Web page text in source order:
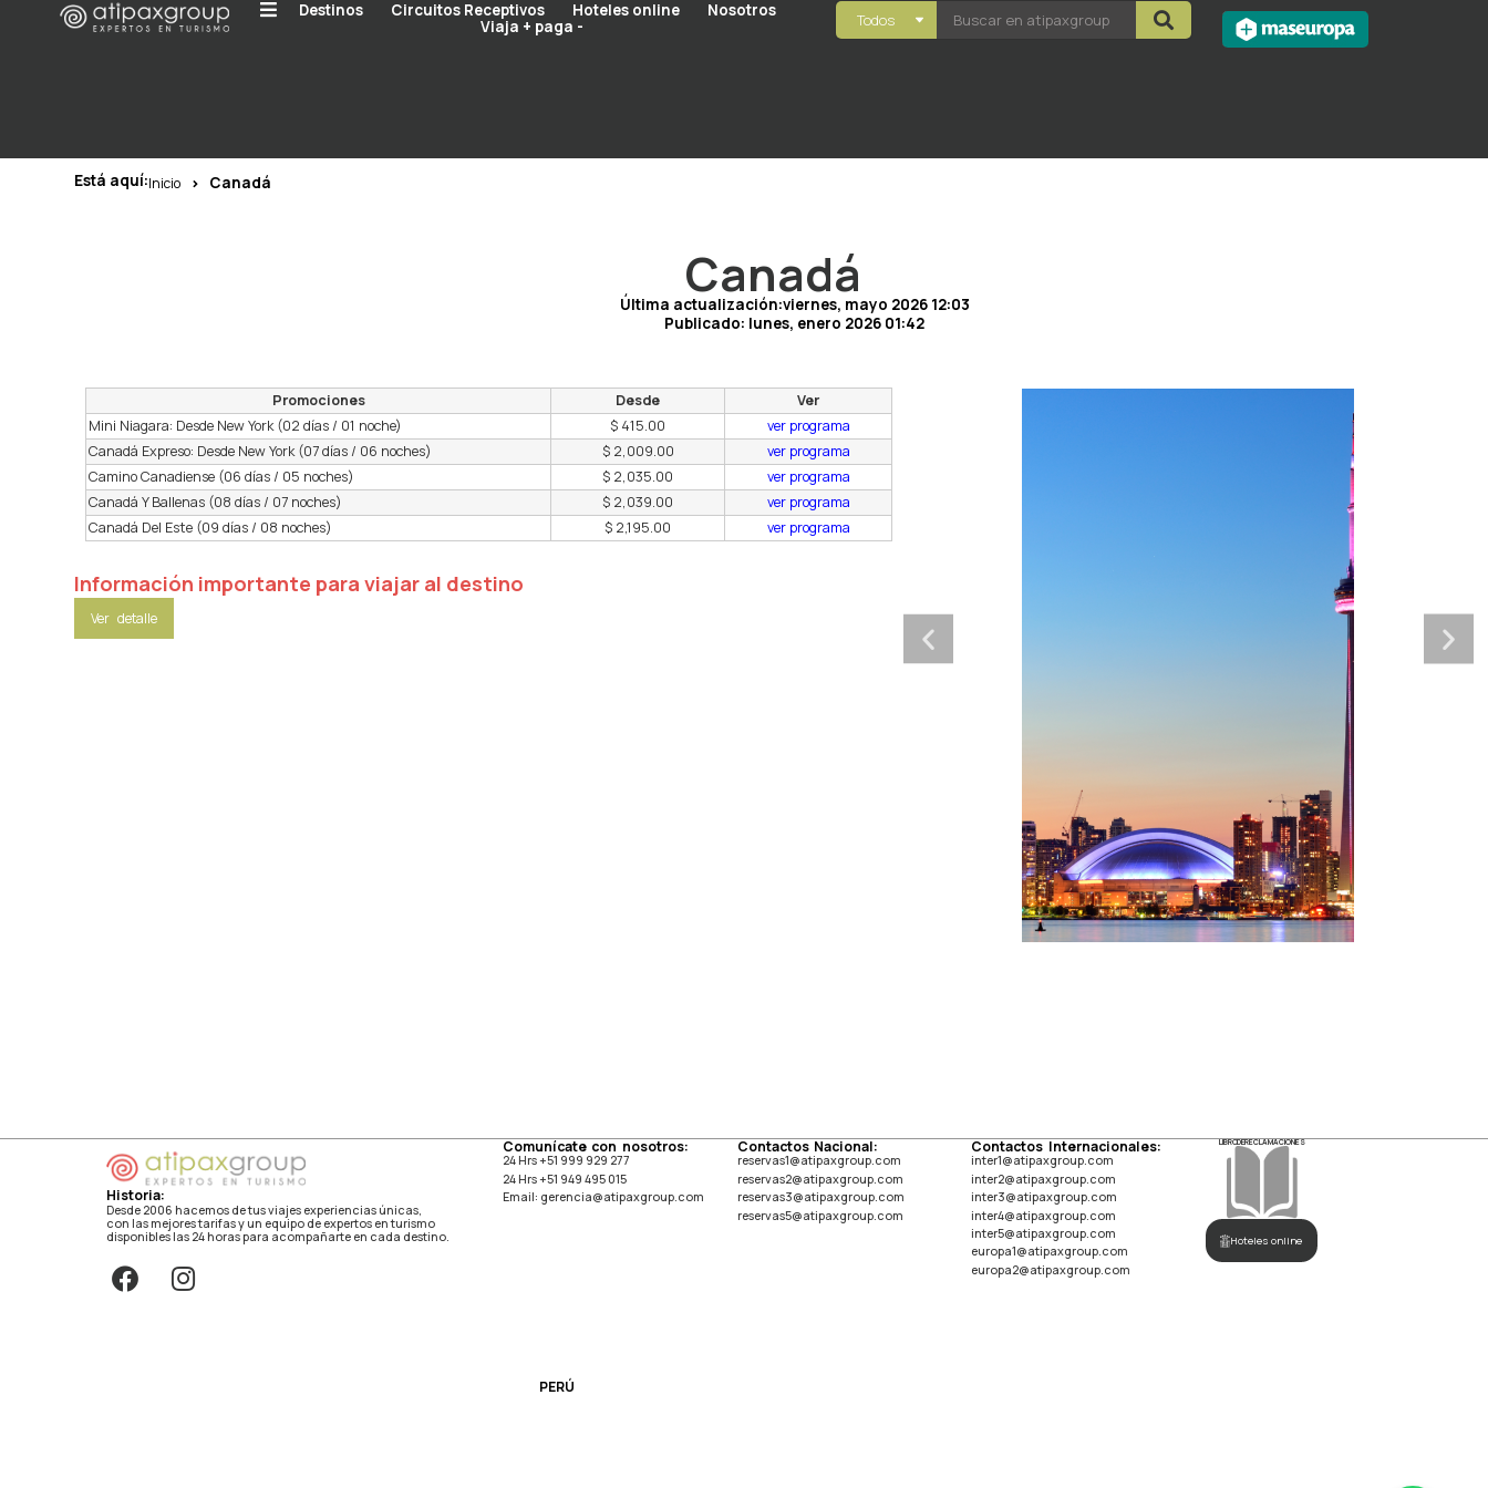
Destinos Circuitos Receptivos Hoteles online
Nosotros
Viaja + paga -
Todos
Está aquí:Inicio Canadá
Canadá
Última actualización:viernes, mayo 2026 12:03
Publicado: lunes, enero 2026 01:42
Promociones Desde
Ver
Mini Niagara: Desde New York (02 días / 01 noche)
$ 415.00
ver programa
Canadá Expreso: Desde New York (07 días / 06 noches)
$ 2,009.00
ver programa
Camino Canadiense (06 días / 05 noches)
$ 2,035.00
ver programa
Canadá Y Ballenas (08 días / 07 noches)
$ 2,039.00
ver programa
Canadá Del Este (09 días / 08 noches)
$ 2,195.00 ver programa
Información importante para viajar al destino
Ver detalle
Historia:
Desde 2006 hacemos de tus viajes experiencias únicas,
con las mejores tarifas y un equipo de expertos en turismo
disponibles las 24 horas para acompañarte en cada destino.
Comunícate con nosotros:
24 Hrs +51 999 929 277
24 Hrs +51 949 495 015
Email: gerencia@atipaxgroup.com
PERÚ
Contactos Nacional:
reservas1@atipaxgroup.com
reservas2@atipaxgroup.com
reservas3@atipaxgroup.com
reservas5@atipaxgroup.com
Contactos Internacionales:
inter1@atipaxgroup.com
inter2@atipaxgroup.com
inter3@atipaxgroup.com
inter4@atipaxgroup.com
inter5@atipaxgroup.com
europa1@atipaxgroup.com
europa2@atipaxgroup.com
LIBRO DE RECLAMACIONES
Hoteles online